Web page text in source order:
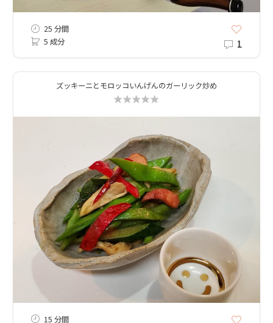
25 分間
5 成分
1
ズッキーニとモロッコいんげんのガーリック炒め
15 分間